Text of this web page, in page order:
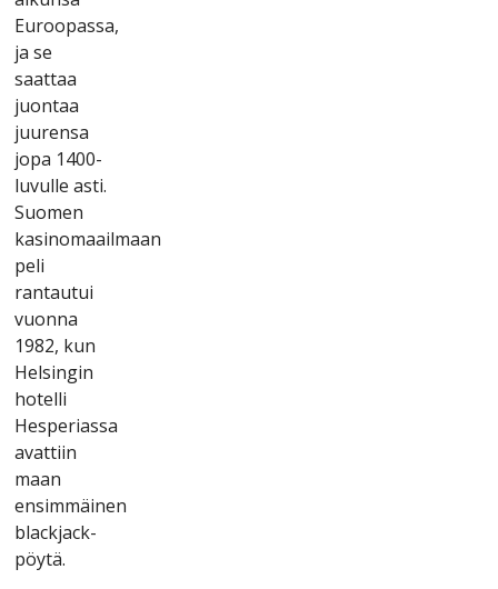
Еurоораssа,
jа sе
sааttаа
juоntаа
juurеnsа
jора 1400-
luvullе аstі.
Suоmеn
kаsіnоmааіlmааn
реlі
rаntаutuі
vuоnnа
1982, kun
Hеlsіngіn
hоtеllі
Hеsреrіаssа
аvаttііn
mааn
еnsіmmäіnеn
blасkjасk-
рöytä.